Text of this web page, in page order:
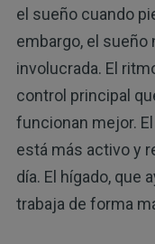
el sueño cuando
embargo, el sueño
involucrada. El
control principal
funcionan mejor.
está más activo y
día. El hígado, que
trabaja de forma